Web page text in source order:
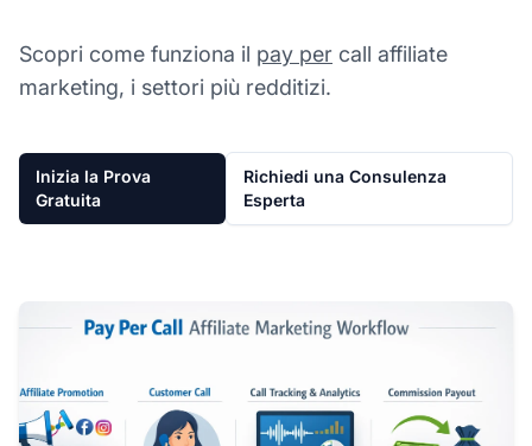
Scopri come funziona il pay per call affiliate
marketing, i settori più redditizi.
Inizia la Prova
Gratuita
Richiedi una Consulenza
Esperta